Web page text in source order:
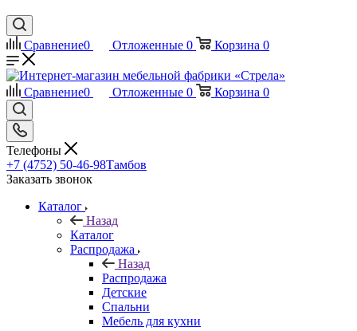
Сравнение0 Отложенные 0 Корзина 0
Сравнение0 Отложенные 0 Корзина 0
Телефоны
+7 (4752) 50-46-98Тамбов
Заказать звонок
Каталог
Назад
Каталог
Распродажа
Назад
Распродажа
Детские
Спальни
Мебель для кухни